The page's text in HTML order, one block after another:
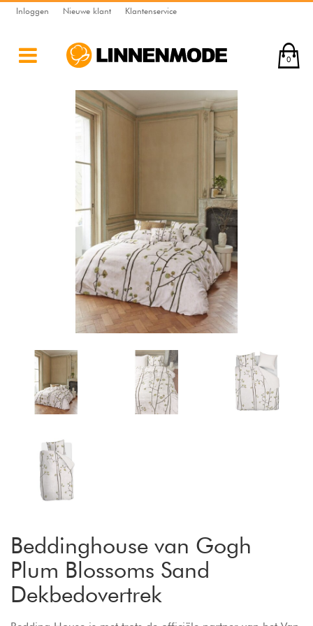
Inloggen Nieuwe klant Klantenservice
0
Beddinghouse van Gogh
Plum Blossoms Sand
Dekbedovertrek